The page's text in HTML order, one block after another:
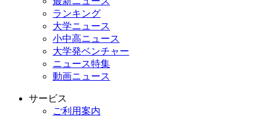
ランキング
大学ニュース
小中高ニュース
大学発ベンチャー
ニュース特集
動画ニュース
サービス
ご利用案内